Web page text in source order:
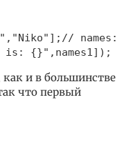
names:
и в большинстве
что первый